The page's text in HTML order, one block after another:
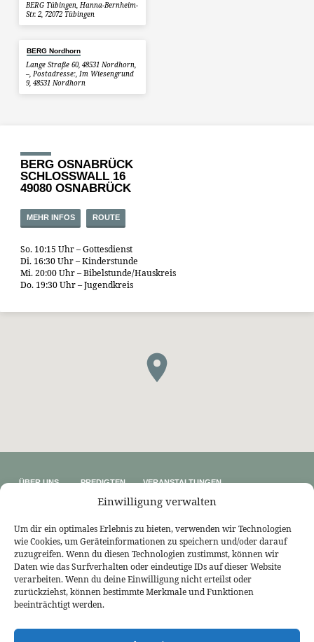
Einwilligung verwalten
Um dir ein optimales Erlebnis zu bieten, verwenden wir Technologien
wie Cookies, um Geräteinformationen zu speichern und/oder darauf
zuzugreifen. Wenn du diesen Technologien zustimmst, können wir
Daten wie das Surfverhalten oder eindeutige IDs auf dieser Website
verarbeiten. Wenn du deine Einwilligung nicht erteilst oder
zurückziehst, können bestimmte Merkmale und Funktionen
beeinträchtigt werden.
BERG Tübingen, Hanna-Bernheim-
Str. 2, 72072 Tübingen
BERG Nordhorn
Lange Straße 60, 48531 Nordhorn,
–, Postadresse:, Im Wiesengrund
9, 48531 Nordhorn
BERG OSNABRÜCK
SCHLOSSWALL 16
49080 OSNABRÜCK
MEHR INFOS ROUTE
So. 10:15 Uhr – Gottesdienst
Di. 16:30 Uhr – Kinderstunde
Mi. 20:00 Uhr – Bibelstunde/Hauskreis
Do. 19:30 Uhr – Jugendkreis
ÜBER UNS
Impressum
PREDIGTEN
Predigtreihen
VERANSTALTUNGEN
Sommerfreizeit
Bekennende Evangelisch-Reformierte Gemeinde Nordhorn
Bekennende Evangelisch-Reformierte Gemeinde Gießen
Bekennende Evangelisch-Reformierte Gemeinde Tübingen
Akademie für Reformatorische Theologie
Bekennende Kirche (kostenlose Zeitschrift)